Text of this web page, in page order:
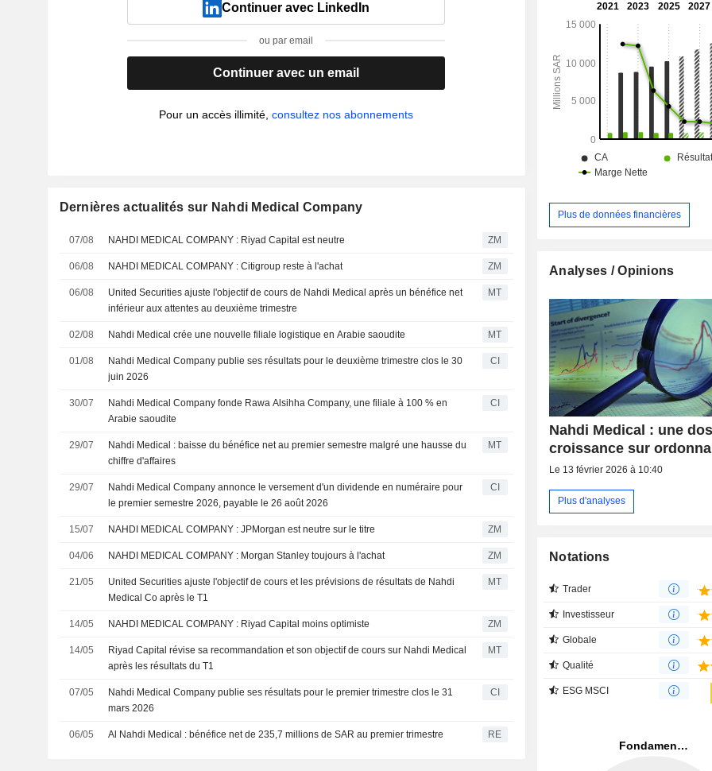
Continuer avec LinkedIn
ou par email
Continuer avec un email
Pour un accès illimité,consultez nos abonnements
Dernières actualités sur Nahdi Medical Company
07/08 NAHDI MEDICAL COMPANY : Riyad Capital est neutre ZM
06/08 NAHDI MEDICAL COMPANY : Citigroup reste à l'achat ZM
06/08
United Securities ajuste l'objectif de cours de Nahdi Medical après un bénéfice net
inférieur aux attentes au deuxième trimestre
MT
02/08 Nahdi Medical crée une nouvelle filiale logistique en Arabie saoudite MT
01/08
Nahdi Medical Company publie ses résultats pour le deuxième trimestre clos le 30
juin 2026
CI
30/07
Nahdi Medical Company fonde Rawa Alsihha Company, une filiale à 100 % en
Arabie saoudite
CI
29/07
Nahdi Medical : baisse du bénéfice net au premier semestre malgré une hausse du
chiffre d'affaires
MT
29/07
Nahdi Medical Company annonce le versement d'un dividende en numéraire pour
le premier semestre 2026, payable le 26 août 2026
CI
15/07 NAHDI MEDICAL COMPANY : JPMorgan est neutre sur le titre ZM
04/06 NAHDI MEDICAL COMPANY : Morgan Stanley toujours à l'achat ZM
21/05
United Securities ajuste l'objectif de cours et les prévisions de résultats de Nahdi
Medical Co après le T1
MT
14/05 NAHDI MEDICAL COMPANY : Riyad Capital moins optimiste ZM
14/05
Riyad Capital révise sa recommandation et son objectif de cours sur Nahdi Medical
après les résultats du T1
MT
07/05
Nahdi Medical Company publie ses résultats pour le premier trimestre clos le 31
mars 2026
CI
06/05 Al Nahdi Medical : bénéfice net de 235,7 millions de SAR au premier trimestre RE
Plus de données financières
Analyses / Opinions
Nahdi Medical : une
croissance sur
Le 13 février 2026 à 10:40
Plus d'analyses
Notations
Trader
Investisseur
Globale
Qualité
ESG MSCI